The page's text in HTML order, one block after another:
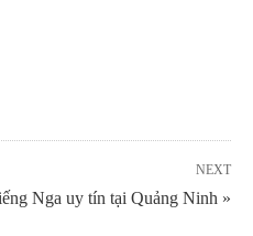
NEXT
Nga uy tín tại Quảng Ninh »